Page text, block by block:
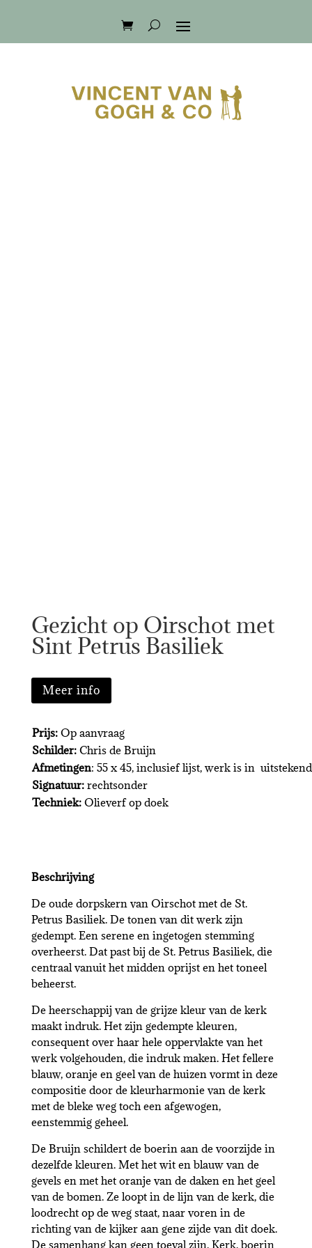
Gezicht op Oirschot met
Sint Petrus Basiliek
Meer info
Prijs: Op aanvraag
Schilder: Chris de Bruijn
Afmetingen: 55 x 45, inclusief lijst, werk is in
Signatuur:rechtsonder
Techniek: Olieverf op doek
Beschrijving
De oude dorpskern van Oirschot met de St.
Petrus Basiliek. De tonen van dit werk zijn
gedempt. Een serene en ingetogen stemming
overheerst. Dat past bij de St. Petrus Basiliek, die
centraal vanuit het midden oprijst en het toneel
beheerst.
De heerschappij van de grijze kleur van de kerk
maakt indruk. Het zijn gedempte kleuren,
consequent over haar hele oppervlakte van het
werk volgehouden, die indruk maken. Het fellere
blauw, oranje en geel van de huizen vormt in deze
compositie door de kleurharmonie van de kerk
met de bleke weg toch een afgewogen,
eenstemmig geheel.
De Bruijn schildert de boerin aan de voorzijde in
dezelfde kleuren. Met het wit en blauw van de
gevels en met het oranje van de daken en het geel
van de bomen. Ze loopt in de lijn van de kerk, die
loodrecht op de weg staat, naar voren in de
richting van de kijker aan gene zijde van dit doek.
De samenhang kan geen toeval zijn. Kerk, boerin